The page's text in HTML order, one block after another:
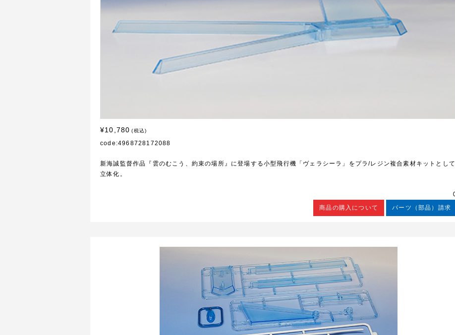
¥10,780 (税込)
code:4968728172088
新海誠監督作品『雲のむこう、約束の場所』に登場する小型飛行機「ヴェラシーラ」をプラ/レジン複合素材キットとして
立体化。
商品の購入について パーツ（部品）請求